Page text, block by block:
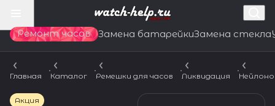
Ремонт часов Замена батарейкиЗамена стекла
Главная Каталог Ремешки для часов Ликвидация
Акция